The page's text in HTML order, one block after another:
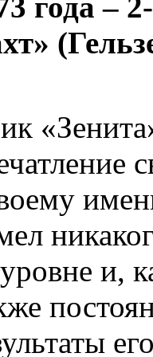
года –
и,